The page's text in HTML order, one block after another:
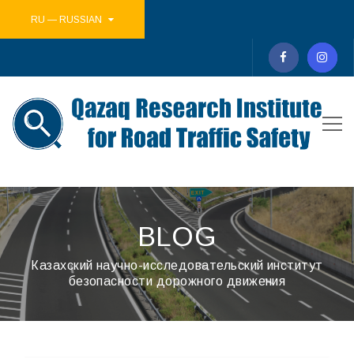
RU — RUSSIAN
BLOG
Казахский научно-исследовательский институт
безопасности дорожного движения